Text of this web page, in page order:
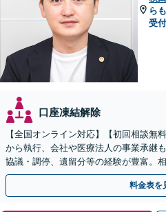
ら
受
口座凍結解除
【全国オンライン対応】【初回相談無
から執行、会社や医療法人の事業承継
協議・調停、遺留分等の経験が豊富。
があるため、お早めにご相談ください
料金表を